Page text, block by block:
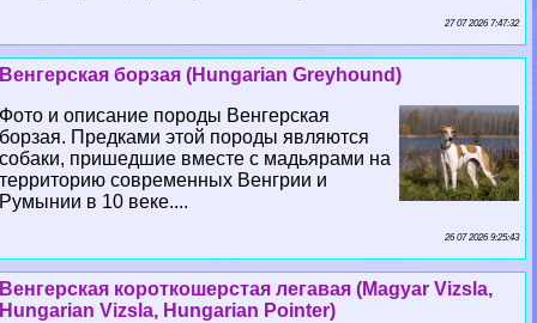
27 07 2026 7:47:32
Венгерская борзая (Hungarian Greyhound)
Фото и описание породы Венгерская
борзая. Предками этой породы являются
собаки, пришедшие вместе с мадьярами на
территорию современных Венгрии и
Румынии в 10 веке....
26 07 2026 9:25:43
Венгерская короткошерстая легавая (Magyar Vizsla,
Hungarian Vizsla, Hungarian Pointer)